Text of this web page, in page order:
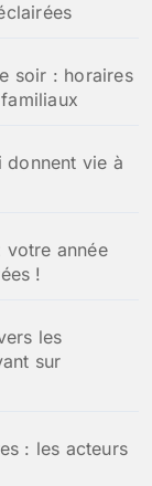
soir : horaires
donnent vie à
année
!
les
sur
: les acteurs